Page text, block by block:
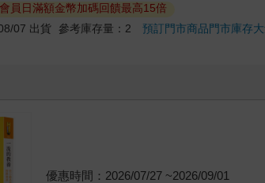
員日滿額金幣加碼回饋最高15倍
07 出貨 參考庫存量：2預訂門市商品門市庫存
優惠時間：2026/07/27 ~2026/09/01